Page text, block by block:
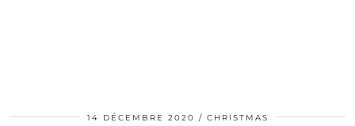
14 DÉCEMBRE 2020 CHRISTMAS